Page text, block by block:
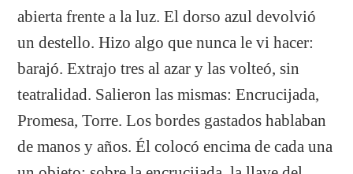
abierta frente a la luz. El dorso azul devolvió
un destello. Hizo algo que nunca le vi hacer:
barajó. Extrajo tres al azar y las volteó, sin
teatralidad. Salieron las mismas: Encrucijada,
Promesa, Torre. Los bordes gastados hablaban
de manos y años. Él colocó encima de cada una